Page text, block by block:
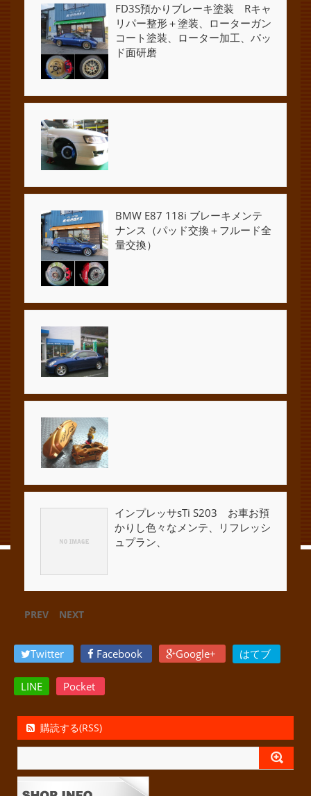
FD3S預かりブレーキ塗装 Rキャ
リパー整形＋塗装、ローターガン
コート塗装、ローター加工、パッ
ド面研磨
BMW E87 118i ブレーキメンテ
ナンス（パッド交換＋フルード全
量交換）
インプレッサsTi S203 お車お預
かりし色々なメンテ、リフレッシ
ュプラン、
PREV NEXT
Twitter Facebook Google+ はてブ
LINE Pocket
購読する(RSS)